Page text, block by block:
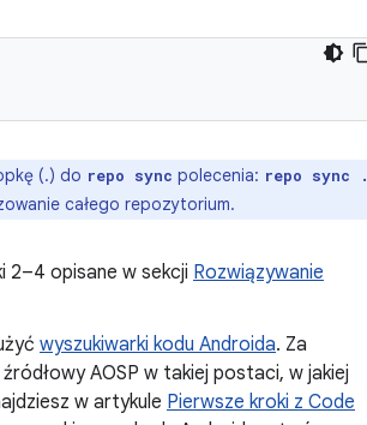
(.) do repo sync polecenia: repo sync .
całego repozytorium.
2–4 opisane w sekcji Rozwiązywanie
wyszukiwarki kodu Androida. Za
AOSP w takiej postaci, w jakiej
w artykule Pierwsze kroki z Code